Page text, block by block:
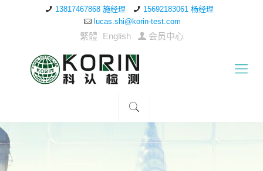
13817467868 施经理
15692183061 杨经理
lucas.shi@korin-test.com
繁體 English 会员中心